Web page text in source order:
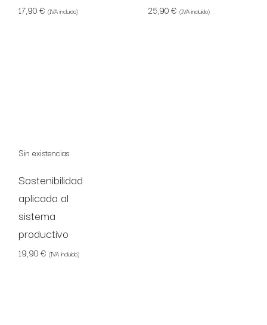
17,90€ (IVA incluido) 25,90€ (IVA incluido)
Sostenibilidad
aplicada al
sistema
productivo
19,90€ (IVA incluido)